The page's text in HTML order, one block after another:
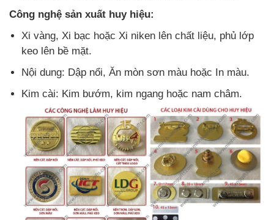
Công nghệ sản xuất huy hiệu:
Xi vàng, Xi bạc hoặc Xi niken lên chất liệu, phủ lớp
keo lên bề mặt.
Nội dung: Dập nổi, Ăn mòn sơn màu hoặc In màu.
Kim cài: Kim bướm, kim ngang hoặc nam châm.